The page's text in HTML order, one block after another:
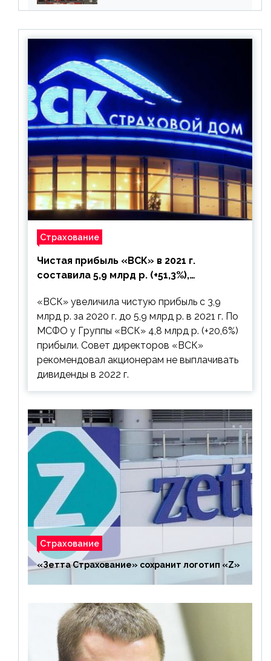
Страхование
Чистая прибыль «ВСК» в 2021 г.
составила 5,9 млрд р. (+51,3%),
выплачивать
«ВСК» увеличила чистую прибыль с 3,9
млрд р. за 2020 г. до 5,9 млрд р. в 2021 г. По
МСФО у Группы «ВСК» 4,8 млрд р. (+20,6%)
прибыли. Совет директоров «ВСК»
рекомендовал акционерам не выплачивать
дивиденды в 2022 г.
Страхование
«Зетта Страхование» сохранит логотип «Z»